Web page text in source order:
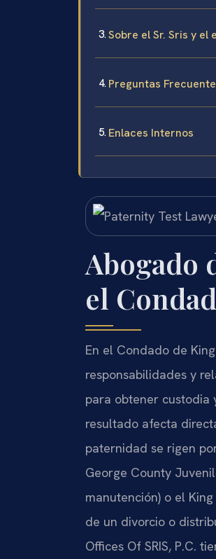
Sobre el Sr. Sris y
Preguntas
Enlaces Internos
Abogado
el
En el Condado de
responsabilidades y
para obtener custodia
resultado afecta
paternidad se rigen
George County
manutención) o el
de un divorcio o
Offices Of SRIS, P.C.